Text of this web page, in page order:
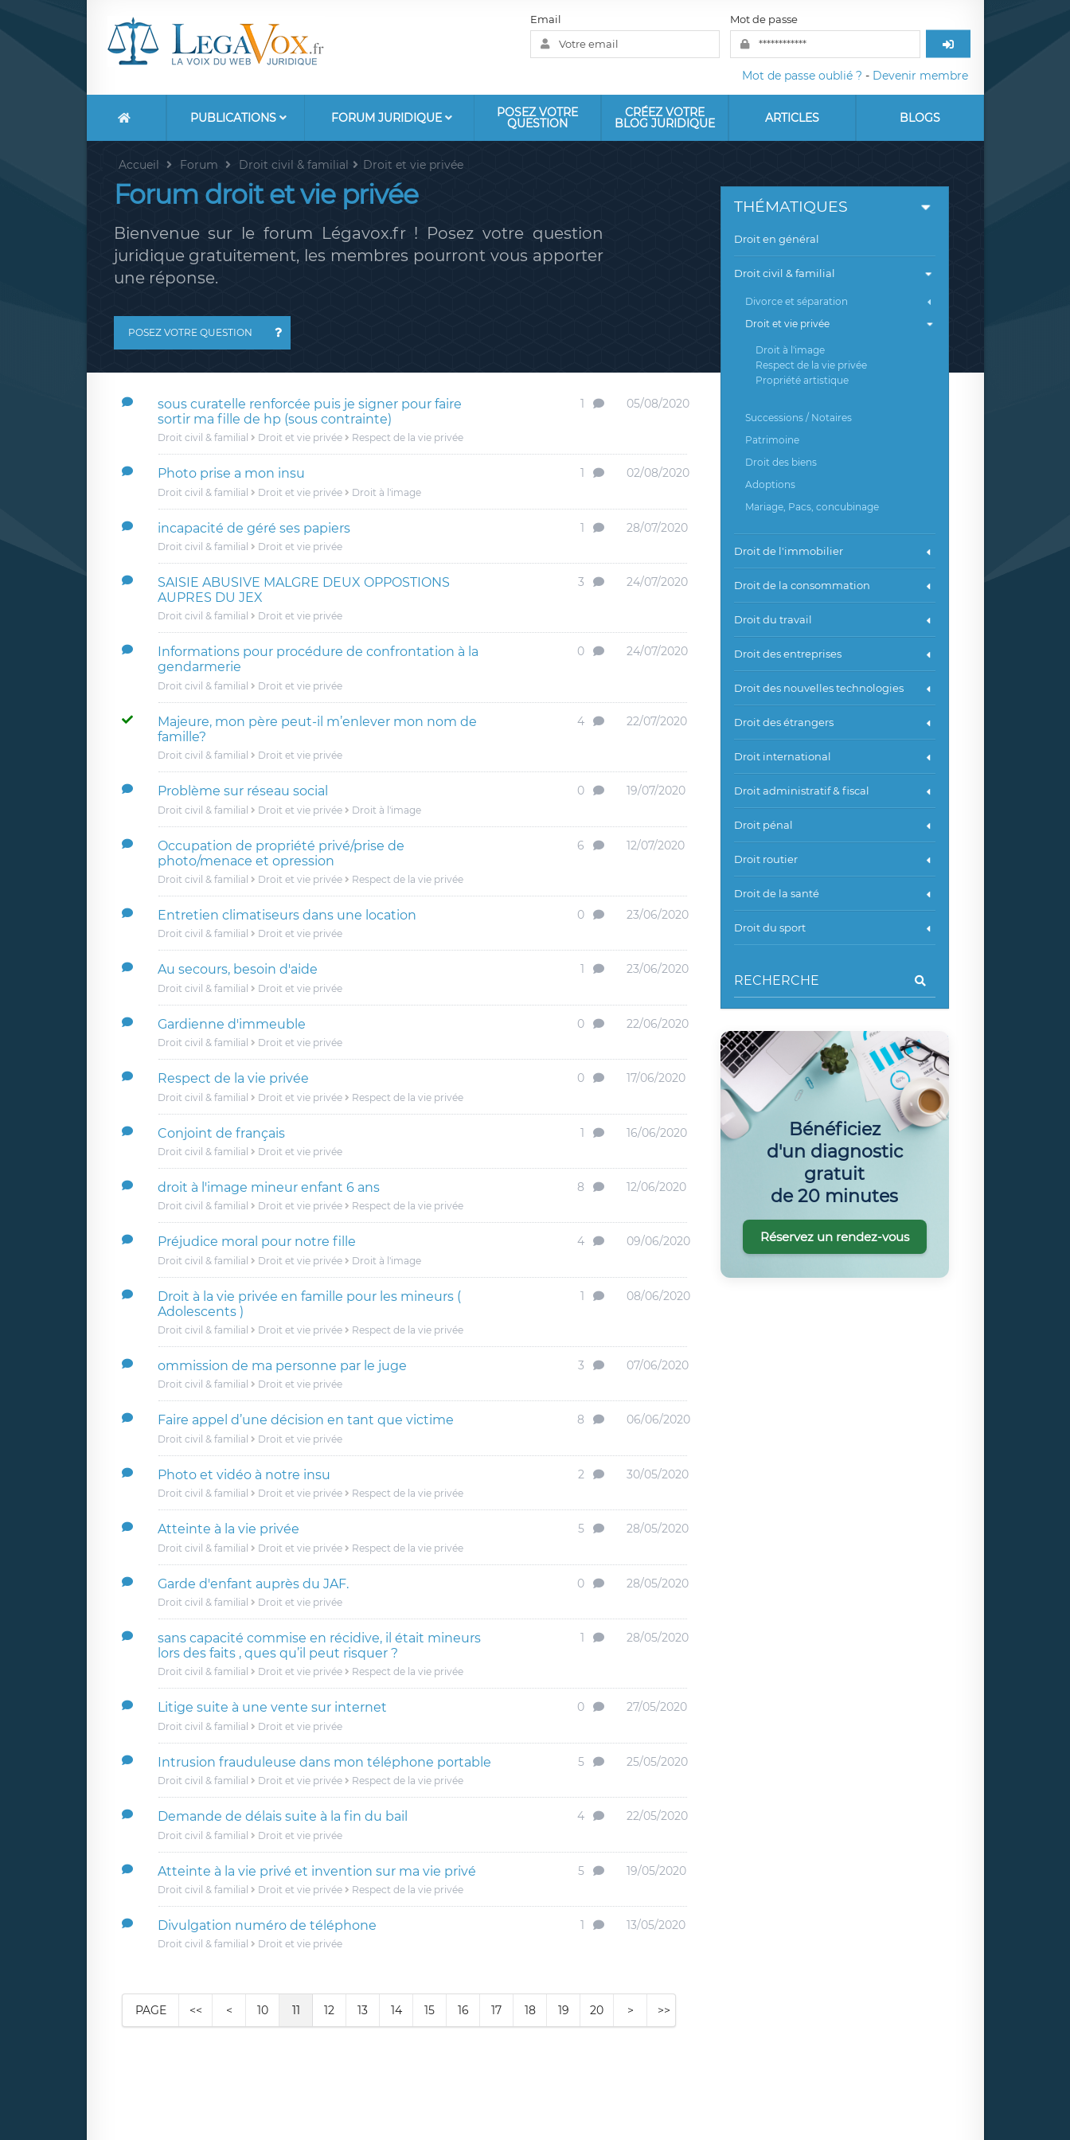
Email Mot de passe
Mot de passe oublié ? - Devenir membre
PUBLICATIONS FORUM JURIDIQUE POSEZ VOTRE
QUESTION
CRÉEZ VOTRE
BLOG JURIDIQUE ARTICLES BLOGS
Accueil Forum Droit civil & familial Droit et vie privée
Forum droit et vie privée
Bienvenue sur le forum Légavox.fr ! Posez votre question
juridique gratuitement, les membres pourront vous apporter
une réponse.
POSEZ VOTRE QUESTION
sous curatelle renforcée puis je signer pour faire
sortir ma fille de hp (sous contrainte)
Droit civil & familial Droit et vie privée Respect de la vie privée
1 05/08/2020
Photo prise a mon insu
Droit civil & familial Droit et vie privée Droit à l'image
1 02/08/2020
incapacité de géré ses papiers
Droit civil & familial Droit et vie privée
1 28/07/2020
SAISIE ABUSIVE MALGRE DEUX OPPOSTIONS
AUPRES DU JEX
Droit civil & familial Droit et vie privée
3 24/07/2020
Informations pour procédure de confrontation à la
gendarmerie
Droit civil & familial Droit et vie privée
0 24/07/2020
Majeure, mon père peut-il m’enlever mon nom de
famille?
Droit civil & familial Droit et vie privée
4 22/07/2020
Problème sur réseau social
Droit civil & familial Droit et vie privée Droit à l'image
0 19/07/2020
Occupation de propriété privé/prise de
photo/menace et opression
Droit civil & familial Droit et vie privée Respect de la vie privée
6 12/07/2020
Entretien climatiseurs dans une location
Droit civil & familial Droit et vie privée
0 23/06/2020
Au secours, besoin d'aide
Droit civil & familial Droit et vie privée
1 23/06/2020
Gardienne d'immeuble
Droit civil & familial Droit et vie privée
0 22/06/2020
Respect de la vie privée
Droit civil & familial Droit et vie privée Respect de la vie privée
0 17/06/2020
Conjoint de français
Droit civil & familial Droit et vie privée
1 16/06/2020
droit à l'image mineur enfant 6 ans
Droit civil & familial Droit et vie privée Respect de la vie privée
8 12/06/2020
Préjudice moral pour notre fille
Droit civil & familial Droit et vie privée Droit à l'image
4 09/06/2020
Droit à la vie privée en famille pour les mineurs (
Adolescents )
Droit civil & familial Droit et vie privée Respect de la vie privée
1 08/06/2020
ommission de ma personne par le juge
Droit civil & familial Droit et vie privée
3 07/06/2020
Faire appel d’une décision en tant que victime
Droit civil & familial Droit et vie privée
8 06/06/2020
Photo et vidéo à notre insu
Droit civil & familial Droit et vie privée Respect de la vie privée
2 30/05/2020
Atteinte à la vie privée
Droit civil & familial Droit et vie privée Respect de la vie privée
5 28/05/2020
Garde d'enfant auprès du JAF.
Droit civil & familial Droit et vie privée
0 28/05/2020
sans capacité commise en récidive, il était mineurs
lors des faits , ques qu’il peut risquer ?
Droit civil & familial Droit et vie privée Respect de la vie privée
1 28/05/2020
Litige suite à une vente sur internet
Droit civil & familial Droit et vie privée
0 27/05/2020
Intrusion frauduleuse dans mon téléphone portable
Droit civil & familial Droit et vie privée Respect de la vie privée
5 25/05/2020
Demande de délais suite à la fin du bail
Droit civil & familial Droit et vie privée
4 22/05/2020
Atteinte à la vie privé et invention sur ma vie privé
Droit civil & familial Droit et vie privée Respect de la vie privée
5 19/05/2020
Divulgation numéro de téléphone
Droit civil & familial Droit et vie privée
1 13/05/2020
PAGE << < 10 11 12 13 14 15 16 17 18 19 20 > >>
THÉMATIQUES
Droit en général
Droit civil & familial
Divorce et séparation
Droit et vie privée
Droit à l'image
Respect de la vie privée
Propriété artistique
Successions / Notaires
Patrimoine
Droit des biens
Adoptions
Mariage, Pacs, concubinage
Droit de l'immobilier
Droit de la consommation
Droit du travail
Droit des entreprises
Droit des nouvelles technologies
Droit des étrangers
Droit international
Droit administratif & fiscal
Droit pénal
Droit routier
Droit de la santé
Droit du sport
Bénéficiez
d'un diagnostic
gratuit
de 20 minutes
Réservez un rendez-vous